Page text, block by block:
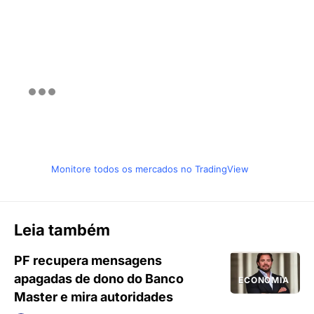
Monitore todos os mercados no TradingView
Leia também
ECONOMIA
PF recupera mensagens
apagadas de dono do Banco
Master e mira autoridades